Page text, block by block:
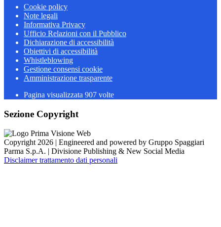
Cookie policy
Note legali
Informativa Privacy
Ufficio Relazioni con il Pubblico
Dichiarazione di accessibilità
Obiettivi di accessibilità
Whistleblowing
Gestione consensi cookie
Amministrazione trasparente
Pagina visualizzata 907 volte
Sezione Copyright
Copyright 2026 | Engineered and powered by Gruppo Spaggiari
Parma S.p.A. | Divisione Publishing & New Social Media
Disclaimer trattamento dati personali